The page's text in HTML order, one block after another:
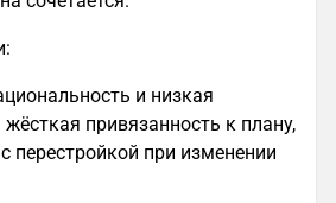
и низкая
привязанность к плану,
перестройкой при изменении